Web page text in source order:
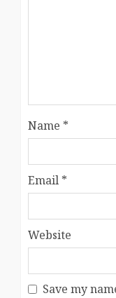
Name *
Email *
Website
Save my